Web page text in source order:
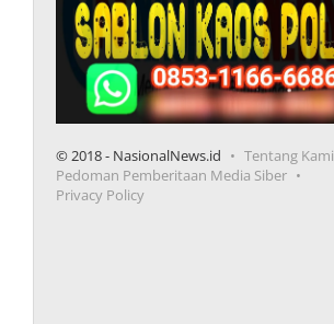
© 2018 - NasionalNews.id
Tentang Kami
Pedoman Pemberitaan Media Siber
Privacy Policy